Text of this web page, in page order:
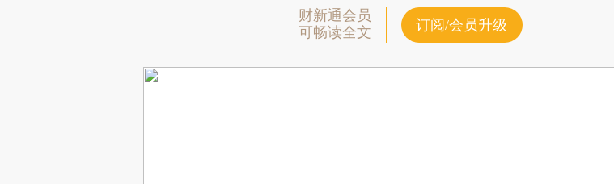
财新通会员
可畅读全文
订阅/会员升级